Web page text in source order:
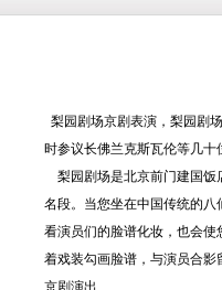
梨园剧场京剧表演，梨园剧
时参议长佛兰克斯瓦伦等几
梨园剧场是北京前门建国饭
名段。当您坐在中国传统的
看演员们的脸谱化妆，也会
着戏装勾画脸谱，与演员合影
京剧演出